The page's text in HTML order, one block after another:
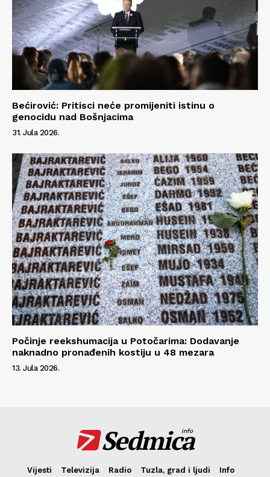
Bećirović: Pritisci neće promijeniti istinu o
genocidu nad Bošnjacima
31. Jula 2026.
Počinje reekshumacija u Potočarima: Dodavanje
naknadno pronađenih kostiju u 48 mezara
13. Jula 2026.
Sedmica
info
Vijesti Televizija Radio Tuzla, grad i ljudi
Info